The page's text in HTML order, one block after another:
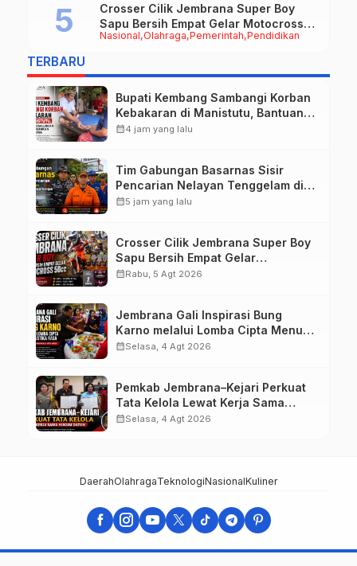
Nasional Olahraga Pemerintah Pendidikan
Crosser Cilik Jembrana Super Boy
Sapu Bersih Empat Gelar Motocross
50cc
TERBARU
Bupati Kembang Sambangi Korban
Kebakaran di Manistutu, Bantuan
Disalurkan untuk Ringankan Beban
calendar_month4 jam yang lalu
Tim Gabungan Basarnas Sisir
Pencarian Nelayan Tenggelam di
Perairan Pantai Pengambengan
calendar_month5 jam yang lalu
Crosser Cilik Jembrana Super Boy
Sapu Bersih Empat Gelar
Motocross 50cc
calendar_monthRabu, 5 Agt 2026
Jembrana Gali Inspirasi Bung
Karno melalui Lomba Cipta Menu
Mustika Rasa
calendar_monthSelasa, 4 Agt 2026
Pemkab Jembrana–Kejari Perkuat
Tata Kelola Lewat Kerja Sama
Hukum Datun
calendar_monthSelasa, 4 Agt 2026
DaerahOlahragaTeknologiNasionalKuliner